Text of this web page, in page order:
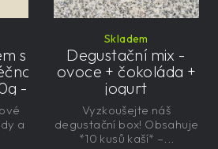
s
-
a
Skladem
Degustační mix -
ovoce + čokoláda +
jogurt
Vyzkoušejte náš
degustační box! Obsahuje
*10 kusů kaší* –...